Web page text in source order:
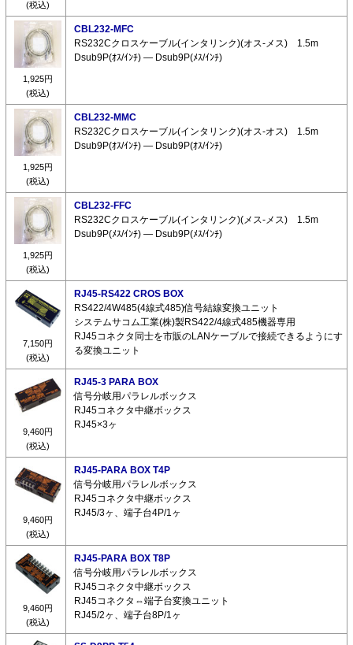
(税込)
1,925円
(税込)
CBL232-MFC
RS232Cクロスケーブル(インタリンク)(オス-メス) 1.5m
Dsub9P(ｵｽ/ｲﾝﾁ) ― Dsub9P(ﾒｽ/ｲﾝﾁ)
1,925円
(税込)
CBL232-MMC
RS232Cクロスケーブル(インタリンク)(オス-オス) 1.5m
Dsub9P(ｵｽ/ｲﾝﾁ) ― Dsub9P(ｵｽ/ｲﾝﾁ)
1,925円
(税込)
CBL232-FFC
RS232Cクロスケーブル(インタリンク)(メス-メス) 1.5m
Dsub9P(ﾒｽ/ｲﾝﾁ) ― Dsub9P(ﾒｽ/ｲﾝﾁ)
7,150円
(税込)
RJ45-RS422 CROS BOX
RS422/4W485(4線式485)信号結線変換ユニット
システムサコム工業(株)製RS422/4線式485機器専用
RJ45コネクタ同士を市販のLANケーブルで接続できるようにす
る変換ユニット
9,460円
(税込)
RJ45-3 PARA BOX
信号分岐用パラレルボックス
RJ45コネクタ中継ボックス
RJ45×3ヶ
9,460円
(税込)
RJ45-PARA BOX T4P
信号分岐用パラレルボックス
RJ45コネクタ中継ボックス
RJ45/3ヶ、端子台4P/1ヶ
9,460円
(税込)
RJ45-PARA BOX T8P
信号分岐用パラレルボックス
RJ45コネクタ中継ボックス
RJ45コネクタ⇔端子台変換ユニット
RJ45/2ヶ、端子台8P/1ヶ